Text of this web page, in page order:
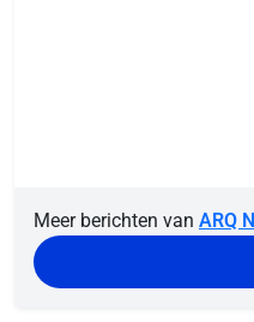
Meer berichten van ARQ